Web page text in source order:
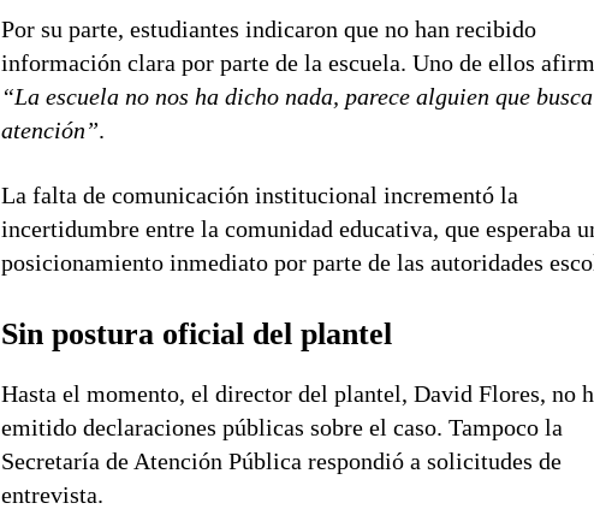
Por su parte, estudiantes indicaron que no han recibido
información clara por parte de la escuela. Uno de ellos
“La escuela no nos ha dicho nada, parece alguien que busca
atención”.
La falta de comunicación institucional incrementó la
incertidumbre entre la comunidad educativa, que esperaba
posicionamiento inmediato por parte de las autoridades
Sin postura oficial del plantel
Hasta el momento, el director del plantel, David Flores, no
emitido declaraciones públicas sobre el caso. Tampoco la
Secretaría de Atención Pública respondió a solicitudes de
entrevista.